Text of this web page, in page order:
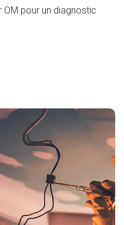
pour un diagnostic